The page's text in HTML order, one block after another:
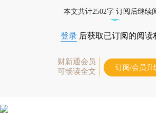
本文共计2502字 订阅后继续
登录 后获取已订阅的阅读
财新通会员
可畅读全文
订阅/会员升